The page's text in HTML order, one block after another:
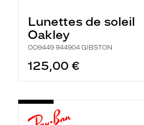
Lunettes de soleil
Oakley
OO9449 944904 GIBSTON
125,00 €